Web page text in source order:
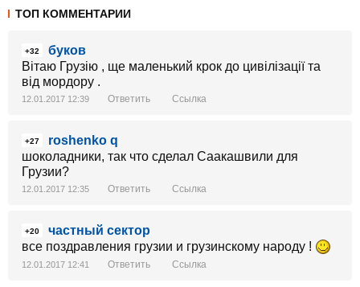
ТОП КОММЕНТАРИИ
+32
буков
Вітаю Грузію , ще маленький крок до цивілізації та
від мордору .
12.01.2017 12:39 Ответить Ссылка
+27
roshenko q
шоколадники, так что сделал Саакашвили для
Грузии?
12.01.2017 12:35 Ответить Ссылка
+20
частный сектор
все поздравления грузии и грузинскому народу !
12.01.2017 12:41 Ответить Ссылка